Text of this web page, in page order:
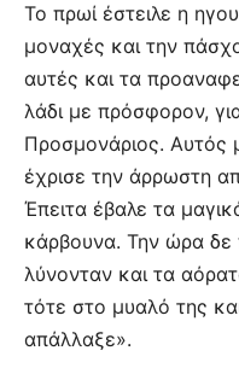
Το πρωί έστειλε η
μοναχές και την
αυτές και τα
λάδι με πρόσφορον,
Προσμονάριος. Αυτός
έχρισε την άρρωστη
Έπειτα έβαλε τα
κάρβουνα. Την ώρα δε
λύνονταν και τα
τότε στο μυαλό της
απάλλαξε».